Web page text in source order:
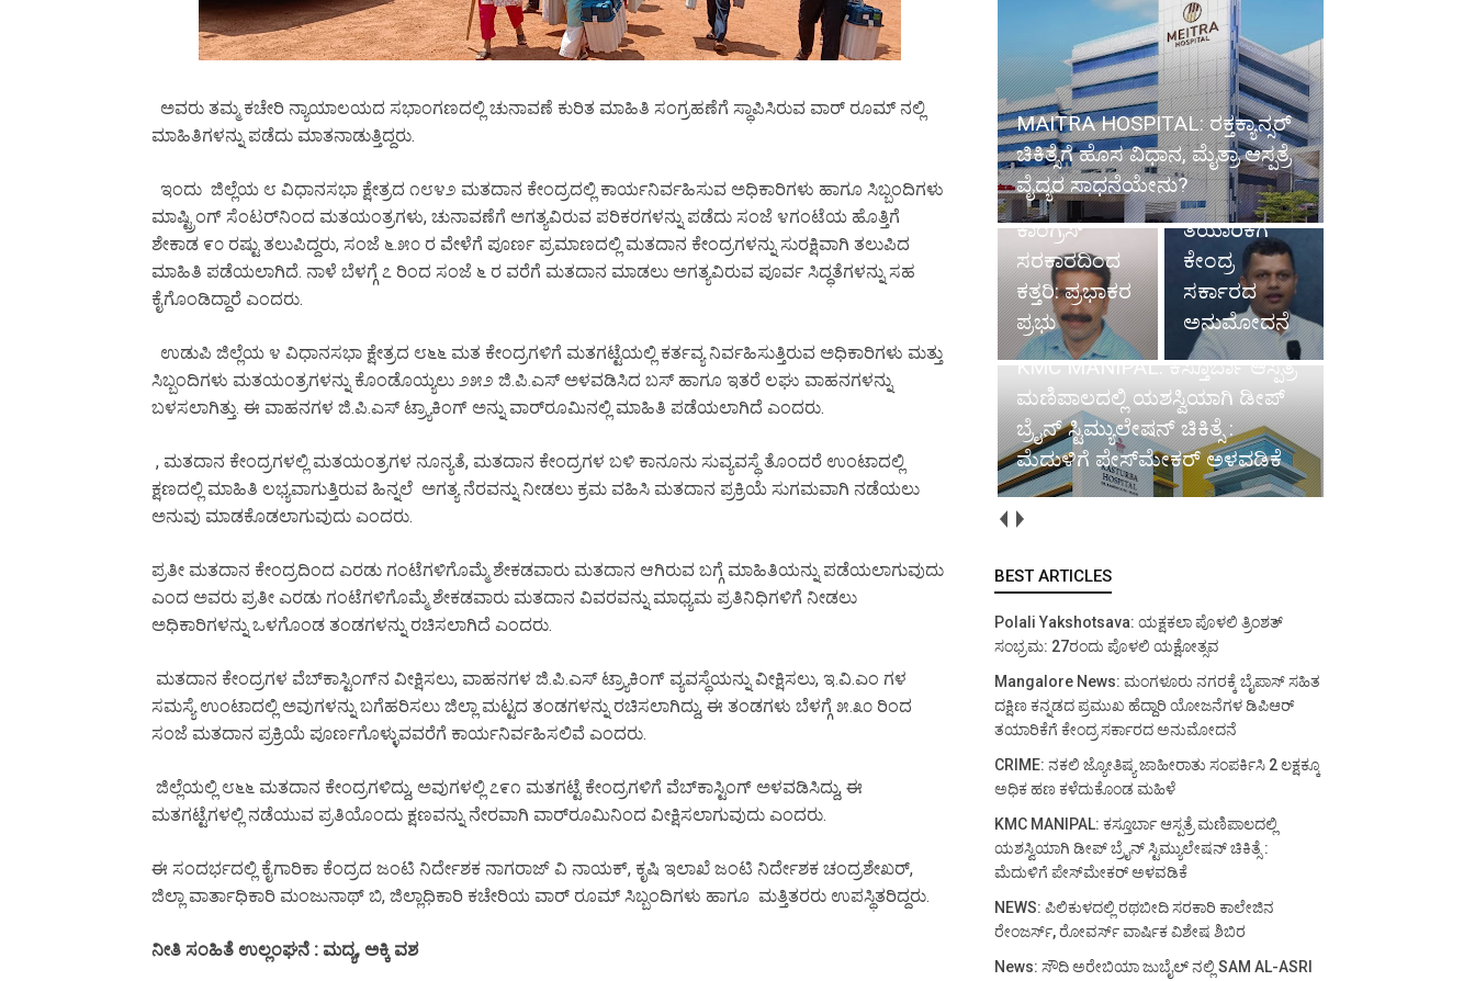
ಅವರು ತಮ್ಮ ಕಚೇರಿ ನ್ಯಾಯಾಲಯದ ಸಭಾಂಗಣದಲ್ಲಿ ಚುನಾವಣೆ ಕುರಿತ ಮಾಹಿತಿ ಸಂಗ್ರಹಣೆಗೆ ಸ್ಥಾಪಿಸಿರುವ ವಾರ್ ರೂಮ್ ನಲ್ಲಿ
ಮಾಹಿತಿಗಳನ್ನು ಪಡೆದು ಮಾತನಾಡುತ್ತಿದ್ದರು.
ಇಂದು ಜಿಲ್ಲೆಯ ೮ ವಿಧಾನಸಭಾ ಕ್ಷೇತ್ರದ ೧೮೪೨ ಮತದಾನ ಕೇಂದ್ರದಲ್ಲಿ ಕಾರ್ಯನಿರ್ವಹಿಸುವ ಅಧಿಕಾರಿಗಳು ಹಾಗೂ ಸಿಬ್ಬಂದಿಗಳು
ಮಾಷ್ಟ್ರಿಂಗ್ ಸೆಂಟರ್‌ನಿಂದ ಮತಯಂತ್ರಗಳು, ಚುನಾವಣೆಗೆ ಅಗತ್ಯವಿರುವ ಪರಿಕರಗಳನ್ನು ಪಡೆದು ಸಂಜೆ ೪ಗಂಟೆಯ ಹೊತ್ತಿಗೆ
ಶೇಕಾಡ ೯೦ ರಷ್ಟು ತಲುಪಿದ್ದರು, ಸಂಜೆ ೬.೫೦ ರ ವೇಳೆಗೆ ಪೂರ್ಣ ಪ್ರಮಾಣದಲ್ಲಿ ಮತದಾನ ಕೇಂದ್ರಗಳನ್ನು ಸುರಕ್ಷಿವಾಗಿ ತಲುಪಿದ
ಮಾಹಿತಿ ಪಡೆಯಲಾಗಿದೆ. ನಾಳೆ ಬೆಳಗ್ಗೆ ೭ ರಿಂದ ಸಂಜೆ ೬ ರ ವರೆಗೆ ಮತದಾನ ಮಾಡಲು ಅಗತ್ಯವಿರುವ ಪೂರ್ವ ಸಿದ್ಧತೆಗಳನ್ನು ಸಹ
ಕೈಗೊಂಡಿದ್ದಾರೆ ಎಂದರು.
ಉಡುಪಿ ಜಿಲ್ಲೆಯ ೪ ವಿಧಾನಸಭಾ ಕ್ಷೇತ್ರದ ೮೬೬ ಮತ ಕೇಂದ್ರಗಳಿಗೆ ಮತಗಟ್ಟೆಯಲ್ಲಿ ಕರ್ತವ್ಯ ನಿರ್ವಹಿಸುತ್ತಿರುವ ಅಧಿಕಾರಿಗಳು ಮತ್ತು
ಸಿಬ್ಬಂದಿಗಳು ಮತಯಂತ್ರಗಳನ್ನು ಕೊಂಡೊಯ್ಯಲು ೨೫೨ ಜಿ.ಪಿ.ಎಸ್ ಅಳವಡಿಸಿದ ಬಸ್ ಹಾಗೂ ಇತರೆ ಲಘು ವಾಹನಗಳನ್ನು
ಬಳಸಲಾಗಿತ್ತು. ಈ ವಾಹನಗಳ ಜಿ.ಪಿ.ಎಸ್ ಟ್ರ್ಯಾಕಿಂಗ್ ಅನ್ನು ವಾರ್‌ರೂಮಿನಲ್ಲಿ ಮಾಹಿತಿ ಪಡೆಯಲಾಗಿದೆ ಎಂದರು.
, ಮತದಾನ ಕೇಂದ್ರಗಳಲ್ಲಿ ಮತಯಂತ್ರಗಳ ನೂನ್ಯತೆ, ಮತದಾನ ಕೇಂದ್ರಗಳ ಬಳಿ ಕಾನೂನು ಸುವ್ಯವಸ್ಥೆ ತೊಂದರೆ ಉಂಟಾದಲ್ಲಿ
ಕ್ಷಣದಲ್ಲಿ ಮಾಹಿತಿ ಲಭ್ಯವಾಗುತ್ತಿರುವ ಹಿನ್ನಲೆ ಅಗತ್ಯ ನೆರವನ್ನು ನೀಡಲು ಕ್ರಮ ವಹಿಸಿ ಮತದಾನ ಪ್ರಕ್ರಿಯೆ ಸುಗಮವಾಗಿ ನಡೆಯಲು
ಅನುವು ಮಾಡಕೊಡಲಾಗುವುದು ಎಂದರು.
ಪ್ರತೀ ಮತದಾನ ಕೇಂದ್ರದಿಂದ ಎರಡು ಗಂಟೆಗಳಿಗೊಮ್ಮೆ ಶೇಕಡವಾರು ಮತದಾನ ಆಗಿರುವ ಬಗ್ಗೆ ಮಾಹಿತಿಯನ್ನು ಪಡೆಯಲಾಗುವುದು
ಎಂದ ಅವರು ಪ್ರತೀ ಎರಡು ಗಂಟೆಗಳಿಗೊಮ್ಮೆ ಶೇಕಡವಾರು ಮತದಾನ ವಿವರವನ್ನು ಮಾಧ್ಯಮ ಪ್ರತಿನಿಧಿಗಳಿಗೆ ನೀಡಲು
ಅಧಿಕಾರಿಗಳನ್ನು ಒಳಗೊಂಡ ತಂಡಗಳನ್ನು ರಚಿಸಲಾಗಿದೆ ಎಂದರು.
ಮತದಾನ ಕೇಂದ್ರಗಳ ವೆಬ್‌ಕಾಸ್ಟಿಂಗ್‌ನ ವೀಕ್ಷಿಸಲು, ವಾಹನಗಳ ಜಿ.ಪಿ.ಎಸ್ ಟ್ರ್ಯಾಕಿಂಗ್ ವ್ಯವಸ್ಥೆಯನ್ನು ವೀಕ್ಷಿಸಲು, ಇ.ವಿ.ಎಂ ಗಳ
ಸಮಸ್ಯೆ ಉಂಟಾದಲ್ಲಿ ಅವುಗಳನ್ನು ಬಗೆಹರಿಸಲು ಜಿಲ್ಲಾ ಮಟ್ಟದ ತಂಡಗಳನ್ನು ರಚಿಸಲಾಗಿದ್ದು, ಈ ತಂಡಗಳು ಬೆಳಗ್ಗೆ ೫.೩೦ ರಿಂದ
ಸಂಜೆ ಮತದಾನ ಪ್ರಕ್ರಿಯೆ ಪೂರ್ಣಗೊಳ್ಳುವವರೆಗೆ ಕಾರ್ಯನಿರ್ವಹಿಸಲಿವೆ ಎಂದರು.
ಜಿಲ್ಲೆಯಲ್ಲಿ ೮೬೬ ಮತದಾನ ಕೇಂದ್ರಗಳಿದ್ದು, ಅವುಗಳಲ್ಲಿ ೭೯೧ ಮತಗಟ್ಟೆ ಕೇಂದ್ರಗಳಿಗೆ ವೆಬ್‌ಕಾಸ್ಟಿಂಗ್ ಅಳವಡಿಸಿದ್ದು, ಈ
ಮತಗಟ್ಟೆಗಳಲ್ಲಿ ನಡೆಯುವ ಪ್ರತಿಯೊಂದು ಕ್ಷಣವನ್ನು ನೇರವಾಗಿ ವಾರ್‌ರೂಮಿನಿಂದ ವೀಕ್ಷಿಸಲಾಗುವುದು ಎಂದರು.
ಈ ಸಂದರ್ಭದಲ್ಲಿ ಕೈಗಾರಿಕಾ ಕೆಂದ್ರದ ಜಂಟಿ ನಿರ್ದೇಶಕ ನಾಗರಾಜ್ ವಿ ನಾಯಕ್, ಕೃಷಿ ಇಲಾಖೆ ಜಂಟಿ ನಿರ್ದೇಶಕ ಚಂದ್ರಶೇಖರ್,
ಜಿಲ್ಲಾ ವಾರ್ತಾಧಿಕಾರಿ ಮಂಜುನಾಥ್ ಬಿ, ಜಿಲ್ಲಾಧಿಕಾರಿ ಕಚೇರಿಯ ವಾರ್ ರೂಮ್ ಸಿಬ್ಬಂದಿಗಳು ಹಾಗೂ ಮತ್ತಿತರರು ಉಪಸ್ಥಿತರಿದ್ದರು.
ನೀತಿ ಸಂಹಿತೆ ಉಲ್ಲಂಘನೆ : ಮದ್ಯ, ಅಕ್ಕಿ ವಶ
BJP about
congress
Govt: ಗ್ಯಾರಂಟಿ
ಕೊಡುಗೆಗಾಗಿ
ಬಡವರ ಪಿಂಚಣಿ
ಸೌಲಭ್ಯಕ್ಕೆ ರಾಜ್ಯ
ಕಾಂಗ್ರೆಸ್
ಸರಕಾರದಿಂದ
ಕತ್ತರಿ: ಪ್ರಭಾಕರ
ಪ್ರಭು
ನಗರಕ್ಕೆ
ಬೈಪಾಸ್‌ ಸಹಿತ
ದಕ್ಷಿಣ ಕನ್ನಡದ
ಪ್ರಮುಖ
ಹೆದ್ದಾರಿ
ಯೋಜನೆಗಳ
ಡಿಪಿಆರ್
ತಯಾರಿಕೆಗೆ
ಕೇಂದ್ರ
ಸರ್ಕಾರದ
ಅನುಮೋದನೆ
KMC MANIPAL: ಕಸ್ತೂರ್ಬಾ
ಆಸ್ಪತ್ರೆ ಮಣಿಪಾಲದಲ್ಲಿ ಯಶಸ್ವಿಯಾಗಿ
ಡೀಪ್ ಬ್ರೈನ್ ಸ್ಟಿಮ್ಯುಲೇಷನ್ ಚಿಕಿತ್ಸೆ :
ಮೆದುಳಿಗೆ ಪೇಸ್‌ಮೇಕರ್ ಅಳವಡಿಕೆ
Mangalore: ಸರ್ಕಾರದ ಯೋಜನಾ
ಫಲಾನುಭವಿಗಳಿಗೆ ಬ್ಯಾಂಕ್ ಸಾಲ
ವಿಳಂಭ: ಕ್ರಮಕ್ಕೆ ಸೂಚನೆ
BEST ARTICLES
Polali Yakshotsava: ಯಕ್ಷಕಲಾ ಪೊಳಲಿ ತ್ರಿಂಶತ್
ಸಂಭ್ರಮ: 27ರಂದು ಪೊಳಲಿ ಯಕ್ಷೋತ್ಸವ
Mangalore News: ಮಂಗಳೂರು ನಗರಕ್ಕೆ ಬೈಪಾಸ್‌ ಸಹಿತ
ದಕ್ಷಿಣ ಕನ್ನಡದ ಪ್ರಮುಖ ಹೆದ್ದಾರಿ ಯೋಜನೆಗಳ ಡಿಪಿಆರ್
ತಯಾರಿಕೆಗೆ ಕೇಂದ್ರ ಸರ್ಕಾರದ ಅನುಮೋದನೆ
CRIME: ನಕಲಿ ಜ್ಯೋತಿಷ್ಯ ಜಾಹೀರಾತು ಸಂಪರ್ಕಿಸಿ 2 ಲಕ್ಷಕ್ಕೂ
ಅಧಿಕ ಹಣ ಕಳೆದುಕೊಂಡ ಮಹಿಳೆ
KMC MANIPAL: ಕಸ್ತೂರ್ಬಾ ಆಸ್ಪತ್ರೆ ಮಣಿಪಾಲದಲ್ಲಿ
ಯಶಸ್ವಿಯಾಗಿ ಡೀಪ್ ಬ್ರೈನ್ ಸ್ಟಿಮ್ಯುಲೇಷನ್ ಚಿಕಿತ್ಸೆ :
ಮೆದುಳಿಗೆ ಪೇಸ್‌ಮೇಕರ್ ಅಳವಡಿಕೆ
NEWS: ಪಿಲಿಕುಳದಲ್ಲಿ ರಥಬೀದಿ ಸರಕಾರಿ ಕಾಲೇಜಿನ
ರೇಂಜರ್ಸ್, ರೋವರ್ಸ್ ವಾರ್ಷಿಕ ವಿಶೇಷ ಶಿಬಿರ
News: ಸೌದಿ ಅರೇಬಿಯಾ ಜುಬೈಲ್ ನಲ್ಲಿ SAM AL-ASRI